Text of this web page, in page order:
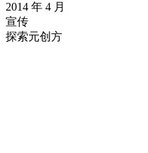
2014 年 4 月
宣传
探索元创方